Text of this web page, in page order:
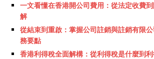
一文看懂在香港開公司費用：從法定收費
解
從結束到重啟：掌握公司註銷與註銷有限
務要點
香港利得稅全面解構：從利得稅是什麼到